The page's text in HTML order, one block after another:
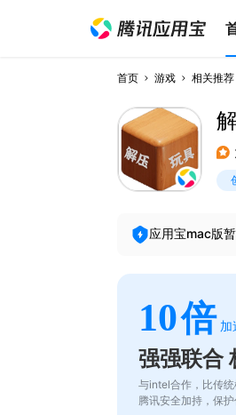
首页 游戏 相关推荐
应用宝mac版
10倍 加
强强联合
与intel合作，比传
腾讯安全加持，保